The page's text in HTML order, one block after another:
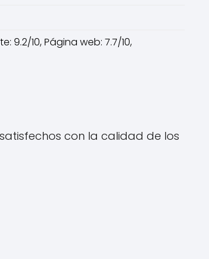
9.2/10, Página web: 7.7/10,
con la calidad de los